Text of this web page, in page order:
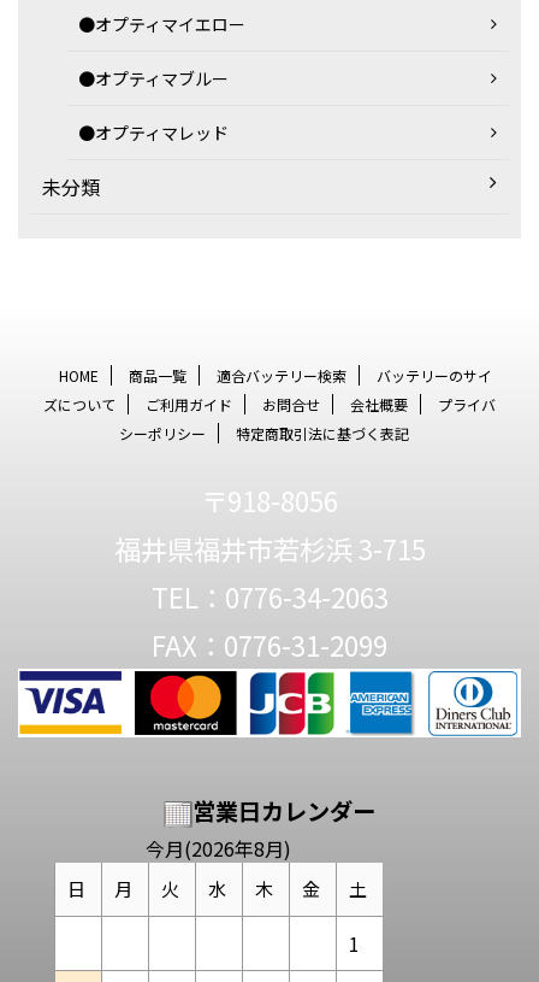
●オプティマイエロー
●オプティマブルー
●オプティマレッド
未分類
HOME 商品一覧 適合バッテリー検索
バッテリーのサイ
ズについて
ご利用ガイド お問合せ 会社概要
プライバ
シーポリシー
特定商取引法に基づく表記
〒918-8056
福井県福井市若杉浜 3-715
TEL：0776-34-2063
FAX：0776-31-2099
営業日カレンダー
今月(2026年8月)
日 月 火 水 木 金 土
1